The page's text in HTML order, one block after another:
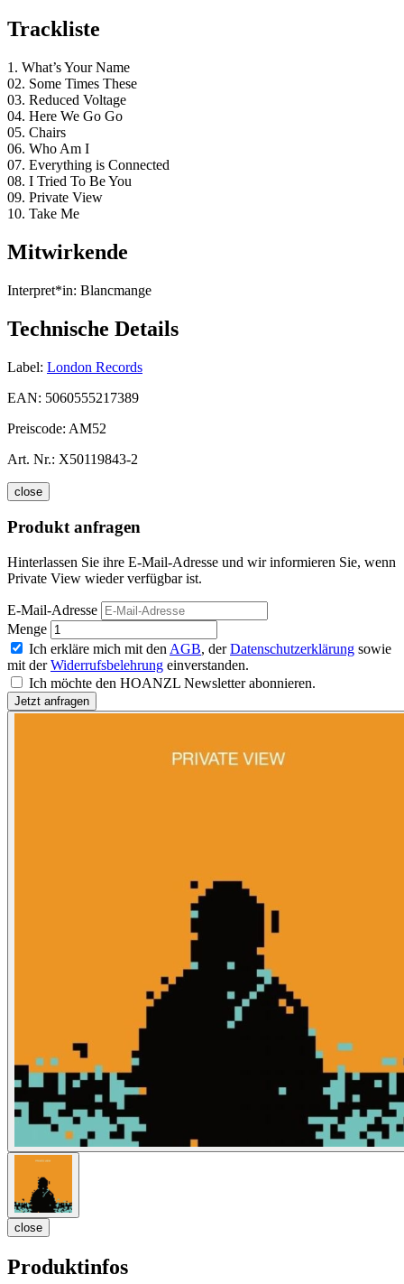
Trackliste
1. What’s Your Name
02. Some Times These
03. Reduced Voltage
04. Here We Go Go
05. Chairs
06. Who Am I
07. Everything is Connected
08. I Tried To Be You
09. Private View
10. Take Me
Mitwirkende
Interpret*in: Blancmange
Technische Details
Label: London Records
EAN: 5060555217389
Preiscode: AM52
Art. Nr.: X50119843-2
close
Produkt anfragen
Hinterlassen Sie ihre E-Mail-Adresse und wir informieren Sie, wenn
Private View wieder verfügbar ist.
E-Mail-Adresse
Menge
Ich erkläre mich mit den AGB, derDatenschutzerklärung sowie
mit derWiderrufsbelehrung einverstanden.
Ich möchte den HOANZL Newsletter abonnieren.
close
Produktinfos